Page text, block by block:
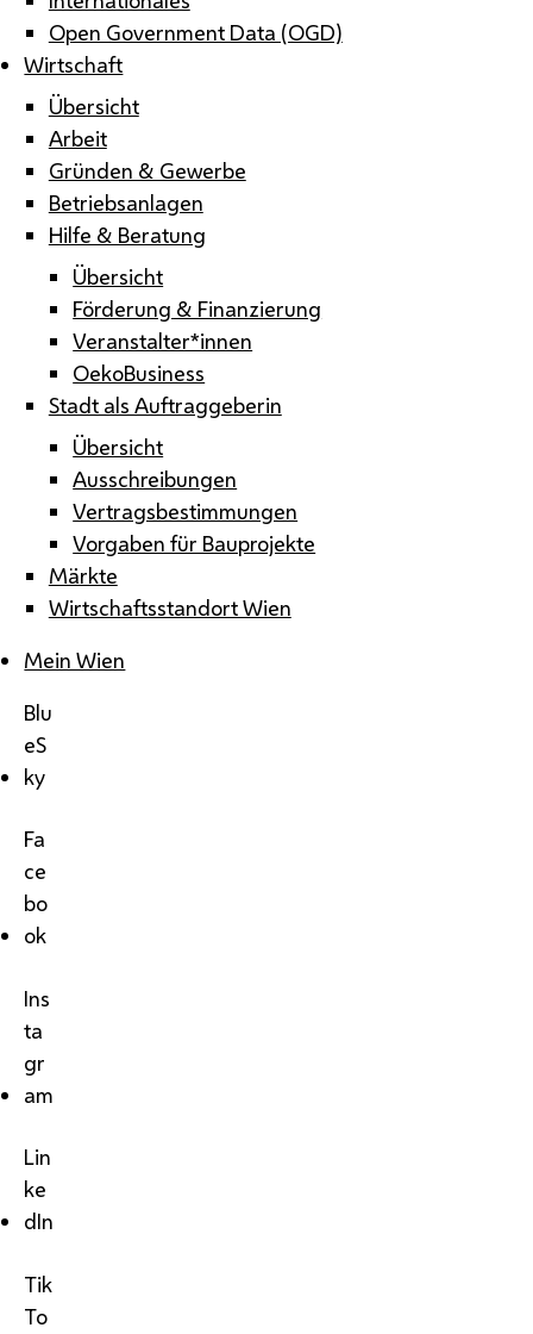
Open Government Data (OGD)
Wirtschaft
Übersicht
Arbeit
Gründen & Gewerbe
Betriebsanlagen
Hilfe & Beratung
Übersicht
Förderung & Finanzierung
Veranstalter*innen
OekoBusiness
Stadt als Auftraggeberin
Übersicht
Ausschreibungen
Vertragsbestimmungen
Vorgaben für Bauprojekte
Märkte
Wirtschaftsstandort Wien
Mein Wien
Blu
eS
ky
Fa
ce
bo
ok
Ins
ta
gr
am
Lin
ke
dIn
Tik
To